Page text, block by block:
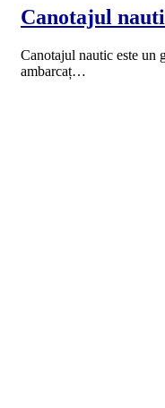
Canotajul
Canotajul nautic este un
ambarcaț…